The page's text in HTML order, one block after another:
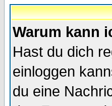
Warum kann
Hast du dich
einloggen
du eine